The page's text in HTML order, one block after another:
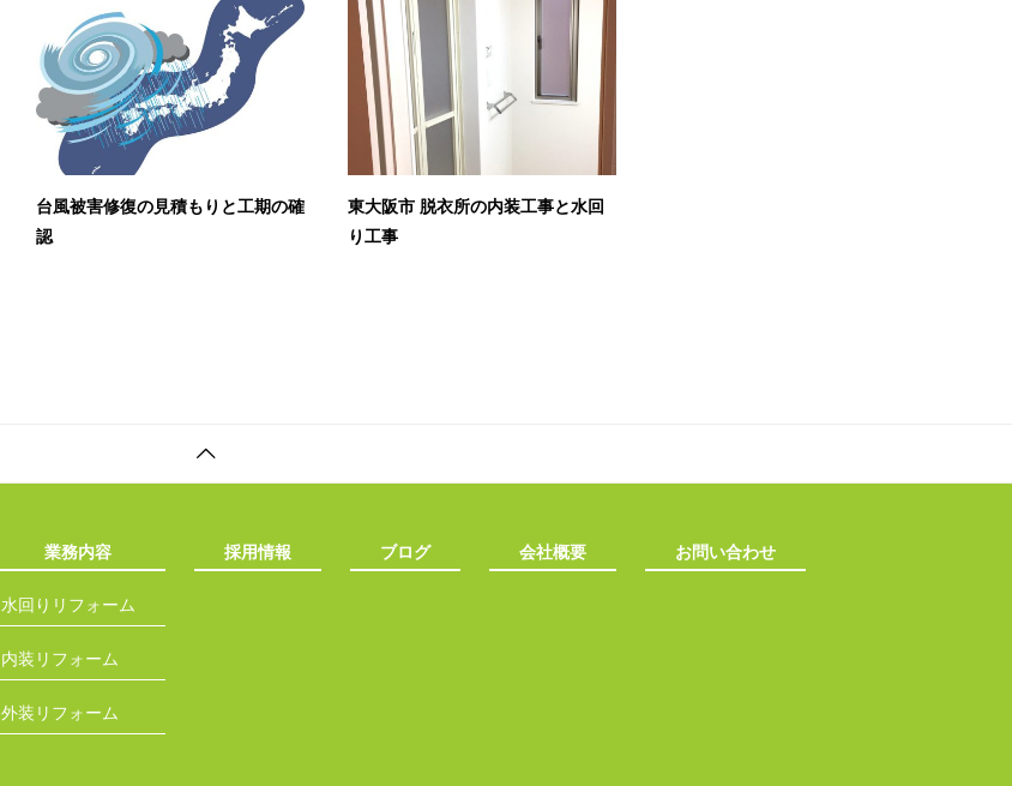
台風被害修復の見積もりと工期の確
認
東大阪市 脱衣所の内装工事と水回
り工事
業務内容
水回りリフォーム
内装リフォーム
外装リフォーム
採用情報 ブログ 会社概要 お問い合わせ